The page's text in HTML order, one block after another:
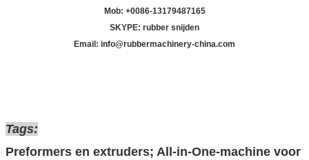
Mob: +0086-13179487165
SKYPE: rubber snijden
Email: info@rubbermachinery-china.com
Tags:
Preformers en extruders; All-in-One-machine voor